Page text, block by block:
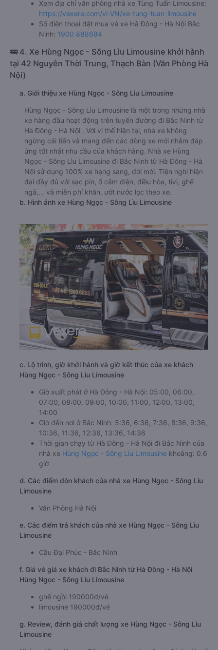
Nội đi Bắc Ninh Tùng Tuấn Limousine
Văn phòng xe Tùng Tuấn Limousine ở Hà Đông - Hà Nội:
Xem địa chỉ văn phòng nhà xe Tùng Tuấn Limousine:
https://vexere.com/vi-VN/xe-tung-tuan-limousine
Số điện thoại đặt mua vé xe Hà Đông - Hà Nội Bắc
Ninh:1900 888684
tại 42 Nguyễn Thời Trung, Thạch Bàn (Văn Phòng Hà
Nội)
a. Giới thiệu xe Hùng Ngọc - Sông Lìu Limousine
Hùng Ngọc - Sông Lìu Limousine là một trong những nhà
xe hàng đầu hoạt động trên tuyến đường đi Bắc Ninh từ
Hà Đông - Hà Nội . Với vị thế hiện tại, nhà xe không
ngừng cải tiến và mang đến các dòng xe mới nhằm đáp
ứng tốt nhất nhu cầu của khách hàng. Nhà xe Hùng
Ngọc - Sông Lìu Limousine đi Bắc Ninh từ Hà Đông - Hà
Nội sử dụng 100% xe hạng sang, đời mới. Tiện nghi hiện
ngả,… và miễn phí khăn, ướt nước lọc theo xe.
b. Hình ảnh xe Hùng Ngọc - Sông Lìu Limousine
c. Lộ trình, giờ khởi hành và giờ kết thúc của xe khách
Hùng Ngọc - Sông Lìu Limousine
Giờ xuất phát ở Hà Đông - Hà Nội: 05:00, 06:00,
07:00, 08:00, 09:00, 10:00, 11:00, 12:00, 13:00,
14:00
Giờ đến nơi ở Bắc Ninh: 5:36, 6:36, 7:36, 8:36, 9:36,
10:36, 11:36, 12:36, 13:36, 14:36
Thời gian chạy từ Hà Đông - Hà Nội đi Bắc Ninh của
nhà xe
Limousine
Limousine
f. Giá vé giá xe khách đi Bắc Ninh từ Hà Đông - Hà Nội
ghế ngồi 190000đ/vé